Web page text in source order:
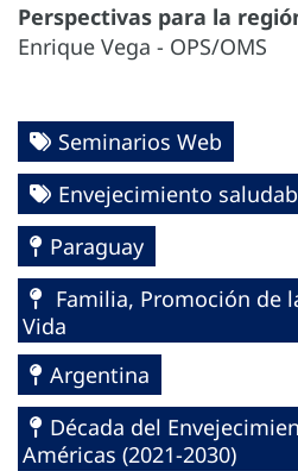
Perspectivas para la
Enrique Vega - OPS/OMS
Seminarios Web
Envejecimiento
Paraguay
Familia, Promoción de
Vida
Argentina
Década del
Américas (2021-2030)